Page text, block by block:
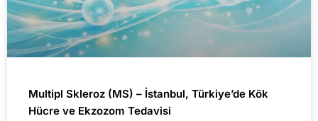
Multipl Skleroz (MS) – İstanbul, Türkiye’de Kök
Hücre ve Ekzozom Tedavisi